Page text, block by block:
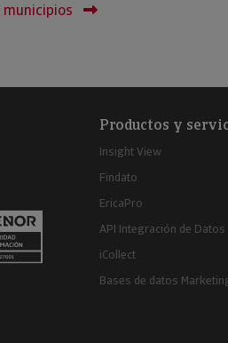
municipios
Productos y
Insight View
Findato
EricaPro
API Integración de Datos
iCollect
Bases de datos